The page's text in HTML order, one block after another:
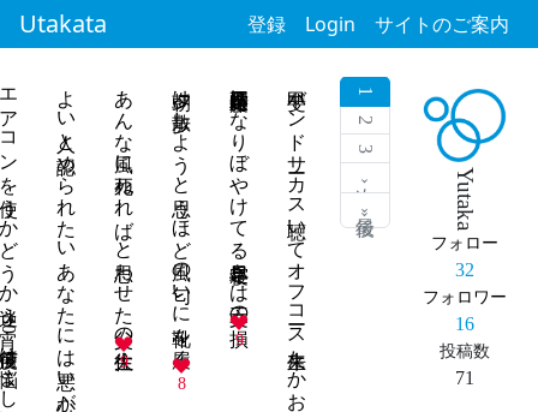
Utakata 登録 Login サイトのご案内
Yutaka
フォロー
32
フォロワー
16
投稿数
71
1
2
3
次 ›
最後 »
甲斐バンドサーカス聴いてオフコース来生たかおに岩崎宏美
四時起床寝不足になりぼやけてる早寝早起きは三文の損
9
朝夕は散歩しようと思うほど風の匂いに靴を履く
8
あんな風に死ねればと思わせた父の大往生
9
よい人と認められたいあなたには悪い心が潜んでる
エアコンを使うかどうか迷う宵30度前後は悩ましい